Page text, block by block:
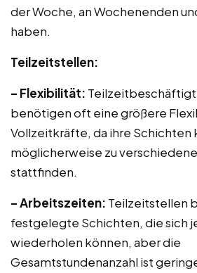
der Woche, an Wochenenden
haben.
Teilzeitstellen:
– Flexibilität:
benötigen oft eine größere
Vollzeitkräfte, da ihre Schichten
möglicherweise zu
stattfinden.
– Arbeitszeiten: Teilzeitstellen
festgelegte Schichten, die sich
wiederholen können, aber die
Gesamtstundenanzahl ist